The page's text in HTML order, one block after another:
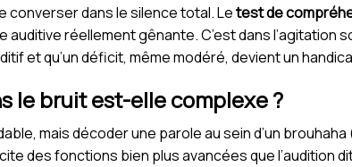
converser dans le silence total. Letest de
réellement gênante. C’est dans l’agitation
et qu’un déficit, même modéré, devient un
le bruit est-elle complexe ?
mais décoder une parole au sein d’un
des fonctions bien plus avancées que l’audition